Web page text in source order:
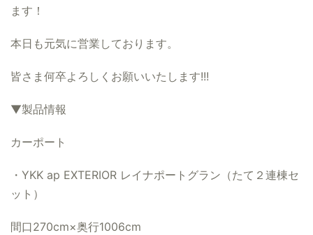
ます！
本日も元気に営業しております。
皆さま何卒よろしくお願いいたします!!!
▼製品情報
カーポート
・YKK ap EXTERIOR レイナポートグラン（たて２連棟セ
ット）
間口270cm×奥行1006cm